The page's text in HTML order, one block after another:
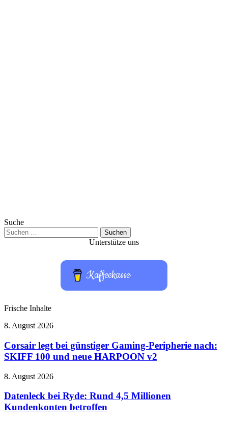
Suche
Suchen
nach:
Unterstütze uns
Kaffeekasse
Frische Inhalte
Corsair
bei
günstiger
Gaming-
nach:
100
und
8. August 2026
Corsair legt bei günstiger Gaming-Peripherie nach:
SKIFF 100 und neue HARPOON v2
Datenleck
Ryde:
Rund
4,5
8. August 2026
Datenleck bei Ryde: Rund 4,5 Millionen
Kundenkonten betroffen